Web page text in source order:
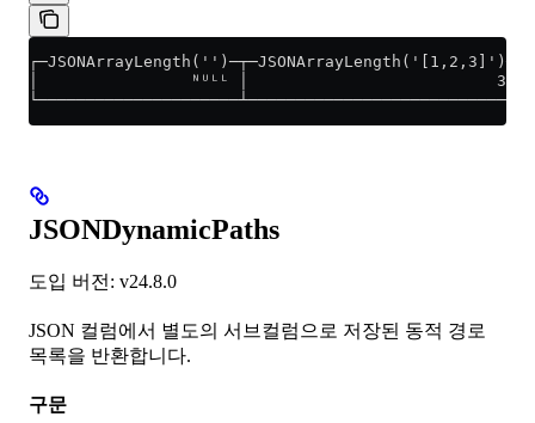
┌─JSONArrayLength('')─┬─JSONArrayLength('[1,2,3]')─┐
│                ᴺᵁᴸᴸ │                          3 │
└─────────────────────┴────────────────────────────┘
JSONDynamicPaths
도입 버전: v24.8.0
JSON 컬럼에서 별도의 서브컬럼으로 저장된 동적 경로
목록을 반환합니다.
구문